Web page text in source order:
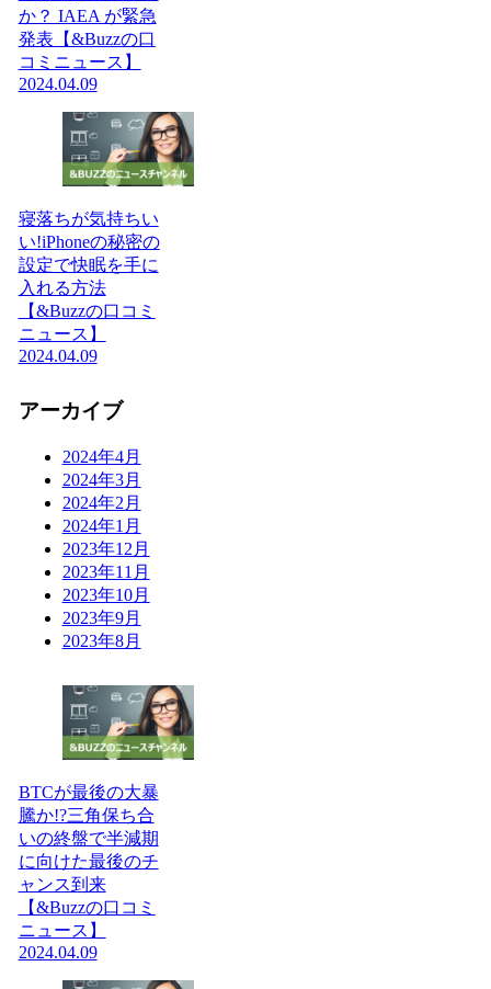
か？ IAEA が緊急
発表【&Buzzの口
コミニュース】
2024.04.09
寝落ちが気持ちい
い!iPhoneの秘密の
設定で快眠を手に
入れる方法
【&Buzzの口コミ
ニュース】
2024.04.09
アーカイブ
2024年4月
2024年3月
2024年2月
2024年1月
2023年12月
2023年11月
2023年10月
2023年9月
2023年8月
BTCが最後の大暴
騰か!?三角保ち合
いの終盤で半減期
に向けた最後のチ
ャンス到来
【&Buzzの口コミ
ニュース】
2024.04.09